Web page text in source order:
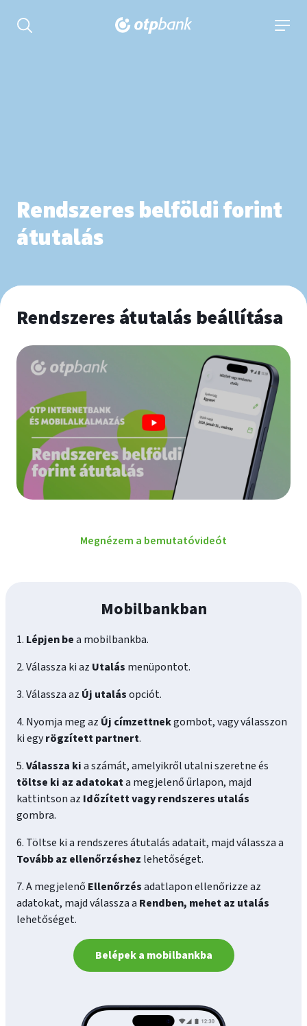
Keresés kinyitása
Rendszeres belföldi forint
átutalás
Rendszeres átutalás beállítása
Megnézem a bemutatóvideót
Mobilbankban
1. Lépjen bea mobilbankba.
2. Válassza ki az Utalás menüpontot.
3. Válassza az Új utalásopciót.
4. Nyomja meg az Új címzettnekgombot, vagy válasszon
ki egyrögzített partnert.
5.Válassza kia számát, amelyikről utalni szeretne és
töltse ki az adatokata megjelenő űrlapon, majd
kattintson az Időzített vagy rendszeres utalás
gombra.
6. Töltse ki a rendszeres átutalás adatait, majd válassza a
Tovább az ellenőrzéshez lehetőséget.
7. A megjelenő Ellenőrzésadatlapon ellenőrizze az
adatokat, majd válassza a Rendben, mehet az utalás
lehetőséget.
Belépek a mobilbankba